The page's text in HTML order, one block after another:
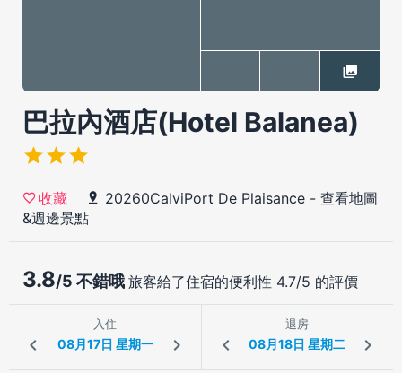
巴拉內酒店(Hotel Balanea)
收藏 20260CalviPort De Plaisance - 查看地圖
&週邊景點
3.8/5 不錯哦 旅客給了住宿的便利性 4.7/5 的評價
入住 退房